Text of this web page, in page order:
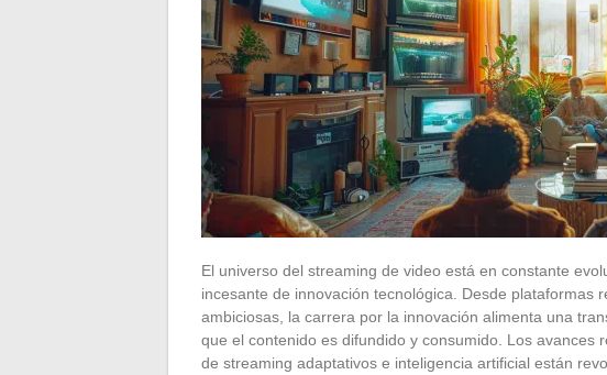
El universo del streaming de video está en constante
incesante de innovación tecnológica. Desde plataformas
ambiciosas, la carrera por la innovación alimenta una
que el contenido es difundido y consumido. Los avances
de streaming adaptativos e inteligencia artificial están